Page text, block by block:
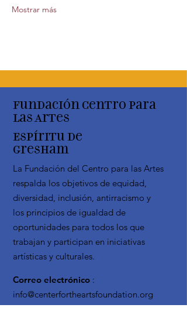
Mostrar más
Fundación Centro para
las Artes
Espíritu de
Gresham
La Fundación del Centro para las Artes
respalda los objetivos de equidad,
diversidad, inclusión, antirracismo y
los principios de igualdad de
oportunidades para todos los que
trabajan y participan en iniciativas
artísticas y culturales.
Correo electrónico :
info@centerfortheartsfoundation.org
Teléfono:(503) 489-7603